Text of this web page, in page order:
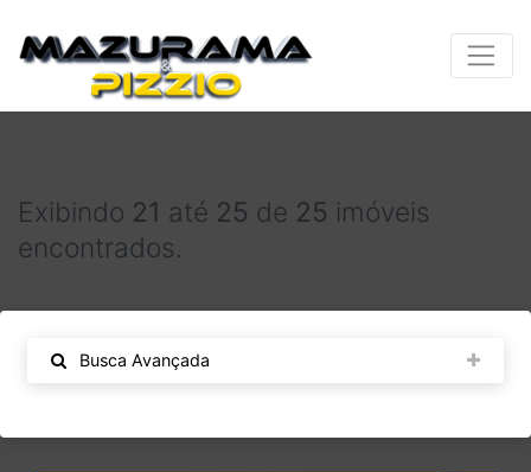
Exibindo 21 até 25 de 25 imóveis
encontrados.
Busca Avançada